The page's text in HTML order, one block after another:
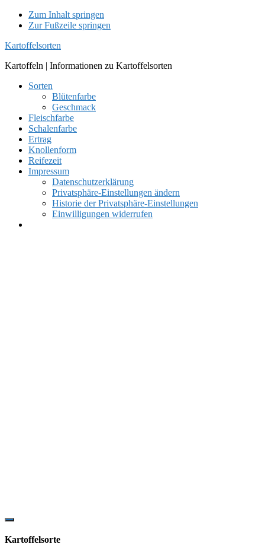
Zum Inhalt springen
Zur Fußzeile springen
Kartoffelsorten
Kartoffeln | Informationen zu Kartoffelsorten
Sorten
Blütenfarbe
Geschmack
Fleischfarbe
Schalenfarbe
Ertrag
Knollenform
Reifezeit
Impressum
Datenschutzerklärung
Privatsphäre-Einstellungen ändern
Historie der Privatsphäre-Einstellungen
Einwilligungen widerrufen
Show
Content
Kartoffelsorte